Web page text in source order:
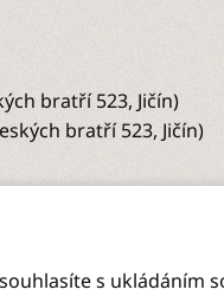
bratří 523, Jičín)
bratří 523, Jičín)
souhlasíte s ukládáním